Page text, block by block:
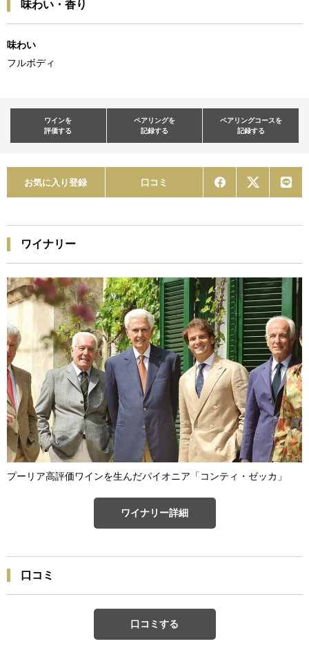
味わい・香り
味わい
フルボディ
ワインを
評価する
ペアリングを
記録する
ペアリングコースを
記録する
お気に入り登録 口コミ
ワイナリー
プーリア高評価ワインを生んだパイオニア「コンティ・ゼッカ」
ワイナリー詳細
口コミ
口コミする